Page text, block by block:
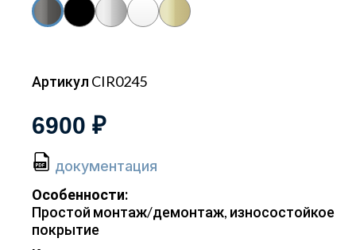
Артикул CIR0245
6900 ₽
документация
Особенности:
Простой монтаж/демонтаж, износостойкое
покрытие